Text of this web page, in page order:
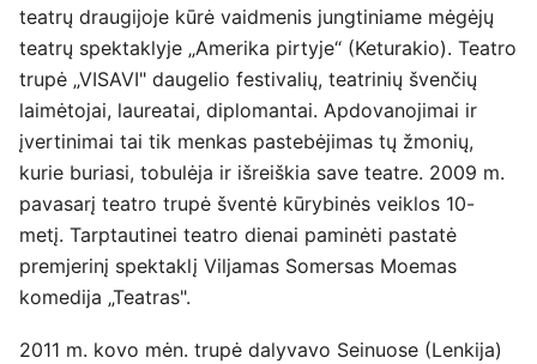
teatrų draugijoje kūrė vaidmenis jungtiniame mėgėjų
teatrų spektaklyje „Amerika pirtyje“ (Keturakio). Teatro
trupė „VISAVI" daugelio festivalių, teatrinių švenčių
laimėtojai, laureatai, diplomantai. Apdovanojimai ir
įvertinimai tai tik menkas pastebėjimas tų žmonių,
kurie buriasi, tobulėja ir išreiškia save teatre. 2009 m.
pavasarį teatro trupė šventė kūrybinės veiklos 10-
metį. Tarptautinei teatro dienai paminėti pastatė
premjerinį spektaklį Viljamas Somersas Moemas
komedija „Teatras".
2011 m. kovo mėn. trupė dalyvavo Seinuose (Lenkija)